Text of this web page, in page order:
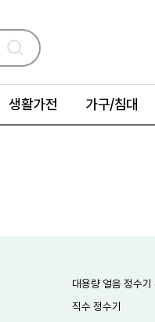
생활가전 가구/침대
대용량 얼음 정수기
직수 정수기